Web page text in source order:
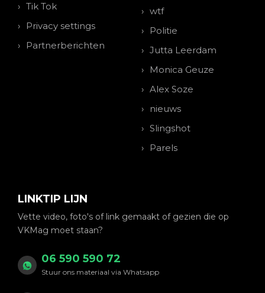
Tik Tok
Privacy settings
Partnerberichten
wtf
Politie
Jutta Leerdam
Monica Geuze
Alex Soze
nieuws
Slingshot
Parels
LINKTIP LIJN
Vette video, foto's of link gemaakt of gezien die op
VKMag moet staan?
06 590 590 72
Stuur ons materiaal via Whatsapp